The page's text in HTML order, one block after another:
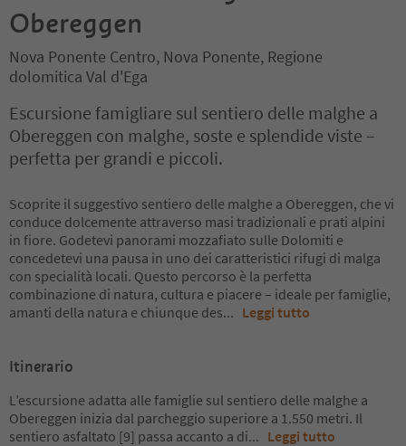
Obereggen
Nova Ponente Centro, Nova Ponente, Regione
dolomitica Val d'Ega
Escursione famigliare sul sentiero delle malghe a
Obereggen con malghe, soste e splendide viste –
perfetta per grandi e piccoli.
Scoprite il suggestivo sentiero delle malghe a Obereggen, che vi
conduce dolcemente attraverso masi tradizionali e prati alpini
in fiore. Godetevi panorami mozzafiato sulle Dolomiti e
concedetevi una pausa in uno dei caratteristici rifugi di malga
con specialità locali. Questo percorso è la perfetta
combinazione di natura, cultura e piacere – ideale per famiglie,
amanti della natura e chiunque des... Leggi tutto
Itinerario
L’escursione adatta alle famiglie sul sentiero delle malghe a
Obereggen inizia dal parcheggio superiore a 1.550 metri. Il
sentiero asfaltato [9] passa accanto a di... Leggi tutto